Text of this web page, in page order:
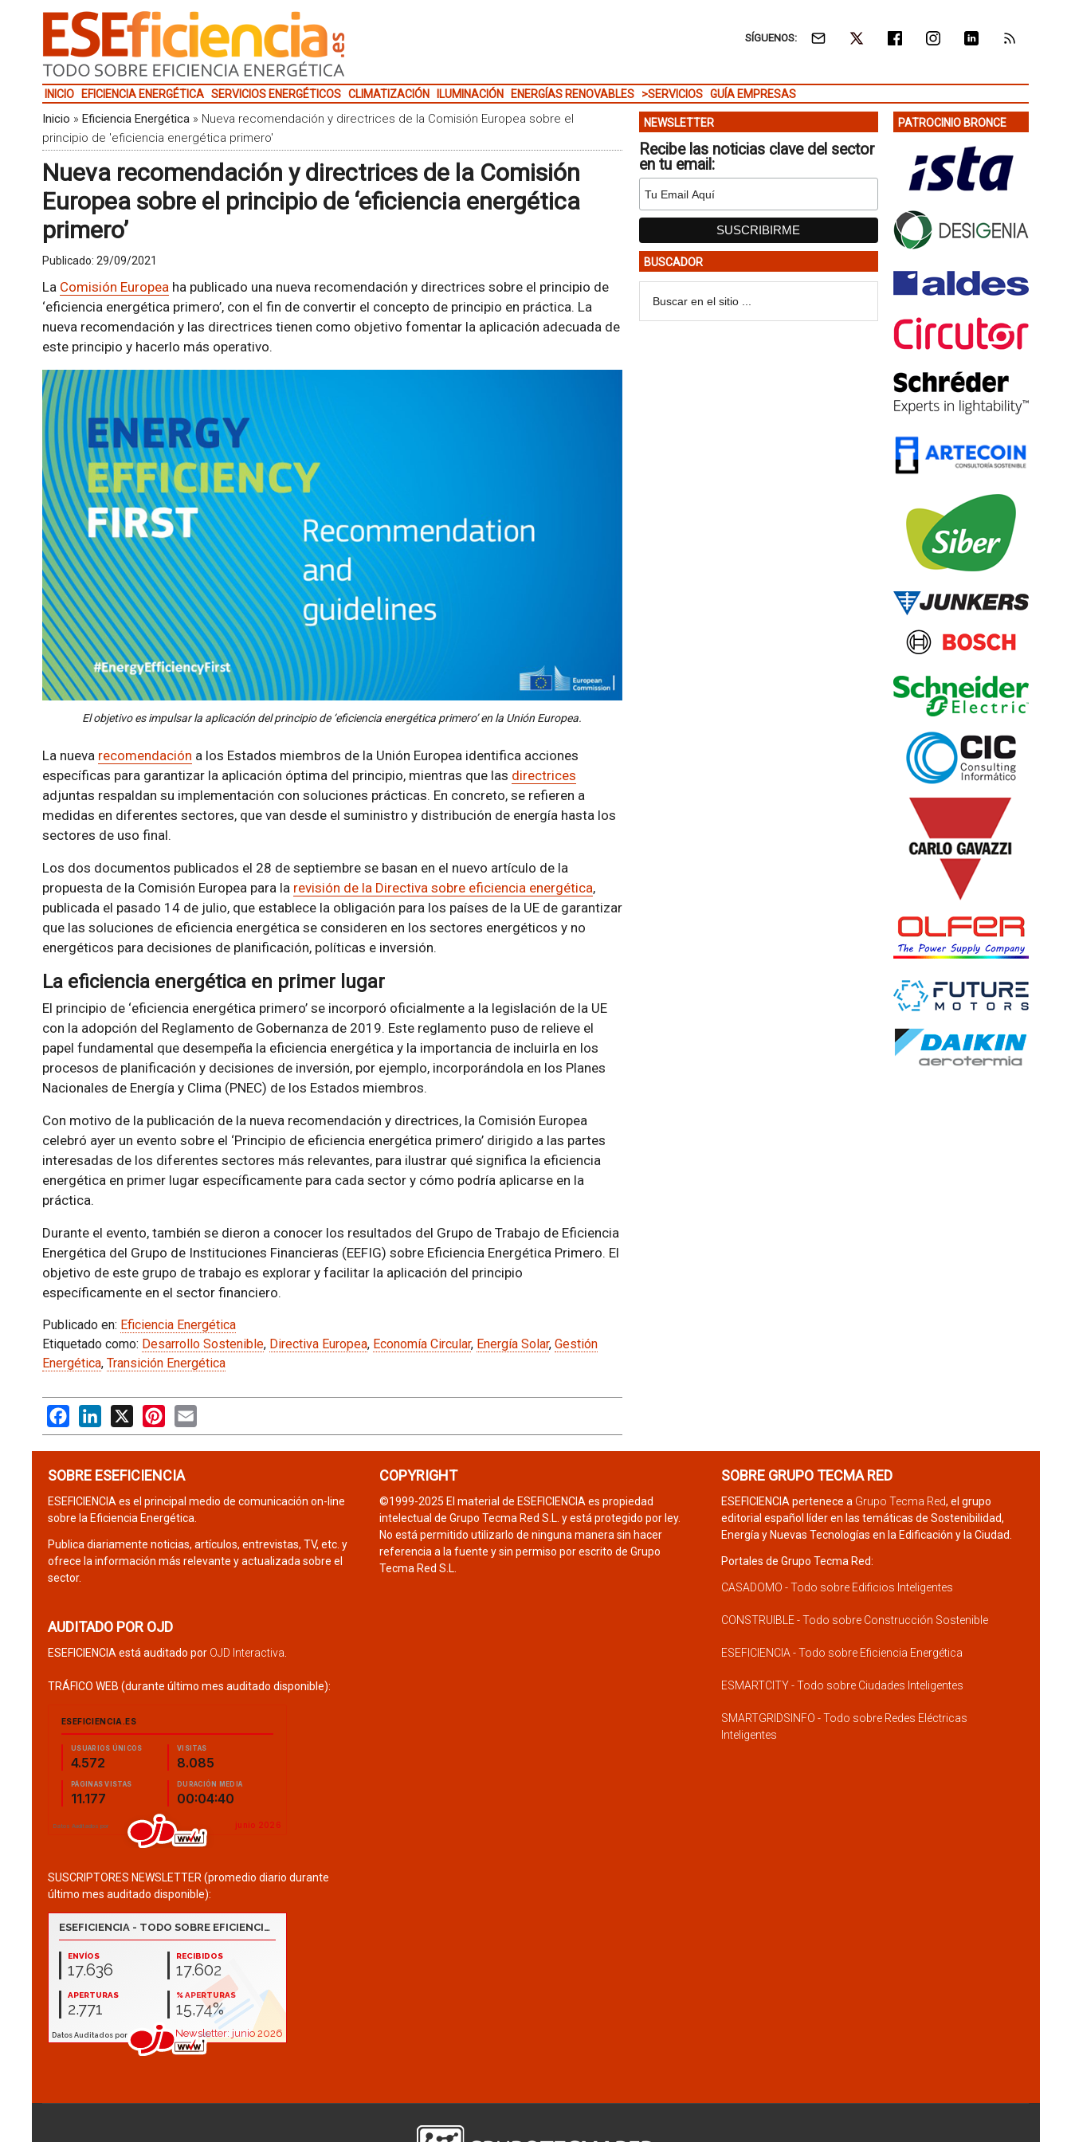
SÍGUENOS:
INICIO EFICIENCIA ENERGÉTICA SERVICIOS ENERGÉTICOS CLIMATIZACIÓN ILUMINACIÓN ENERGÍAS RENOVABLES >SERVICIOS GUÍA EMPRESAS
Inicio » Eficiencia Energética» Nueva recomendación y directrices de la Comisión Europea sobre el
principio de 'eficiencia energética primero'
Nueva recomendación y directrices de la Comisión
Europea sobre el principio de ‘eficiencia energética
primero’
Publicado: 29/09/2021
La Comisión Europeaha publicado una nueva recomendación y directrices sobre el principio de
‘eficiencia energética primero’, con el fin de convertir el concepto de principio en práctica. La
nueva recomendación y las directrices tienen como objetivo fomentar la aplicación adecuada de
este principio y hacerlo más operativo.
El objetivo es impulsar la aplicación del principio de ‘eficiencia energética primero’ en la Unión Europea.
La nueva recomendación a los Estados miembros de la Unión Europea identifica acciones
específicas para garantizar la aplicación óptima del principio, mientras que las directrices
adjuntas respaldan su implementación con soluciones prácticas. En concreto, se refieren a
medidas en diferentes sectores, que van desde el suministro y distribución de energía hasta los
sectores de uso final.
Los dos documentos publicados el 28 de septiembre se basan en el nuevo artículo de la
propuesta de la Comisión Europea para la revisión de la Directiva sobre eficiencia energética,
publicada el pasado 14 de julio, que establece la obligación para los países de la UE de garantizar
que las soluciones de eficiencia energética se consideren en los sectores energéticos y no
energéticos para decisiones de planificación, políticas e inversión.
La eficiencia energética en primer lugar
El principio de ‘eficiencia energética primero’ se incorporó oficialmente a la legislación de la UE
con la adopción del Reglamento de Gobernanza de 2019. Este reglamento puso de relieve el
papel fundamental que desempeña la eficiencia energética y la importancia de incluirla en los
procesos de planificación y decisiones de inversión, por ejemplo, incorporándola en los Planes
Nacionales de Energía y Clima (PNEC) de los Estados miembros.
Con motivo de la publicación de la nueva recomendación y directrices, la Comisión Europea
celebró ayer un evento sobre el ‘Principio de eficiencia energética primero’ dirigido a las partes
interesadas de los diferentes sectores más relevantes, para ilustrar qué significa la eficiencia
energética en primer lugar específicamente para cada sector y cómo podría aplicarse en la
práctica.
Durante el evento, también se dieron a conocer los resultados del Grupo de Trabajo de Eficiencia
Energética del Grupo de Instituciones Financieras (EEFIG) sobre Eficiencia Energética Primero. El
objetivo de este grupo de trabajo es explorar y facilitar la aplicación del principio
específicamente en el sector financiero.
Publicado en: Eficiencia Energética
Etiquetado como: Desarrollo Sostenible, Directiva Europea, Economía Circular, Energía Solar, Gestión
Energética, Transición Energética
FacebookLinkedIn
X PinterestEmail
NEWSLETTER
Recibe las noticias clave del sector
en tu email:
BUSCADOR
PATROCINIO BRONCE
SOBRE ESEFICIENCIA
ESEFICIENCIA es el principal medio de comunicación on-line
sobre la Eficiencia Energética.
Publica diariamente noticias, artículos, entrevistas, TV, etc. y
ofrece la información más relevante y actualizada sobre el
sector.
AUDITADO POR OJD
ESEFICIENCIA está auditado por OJD Interactiva
TRÁFICO WEB (durante último mes auditado disponible):
SUSCRIPTORES NEWSLETTER (promedio diario durante
último mes auditado disponible):
COPYRIGHT
©1999-2025 El material de ESEFICIENCIA es propiedad
intelectual de Grupo Tecma Red S.L. y está protegido por ley.
No está permitido utilizarlo de ninguna manera sin hacer
referencia a la fuente y sin permiso por escrito de Grupo
Tecma Red S.L.
SOBRE GRUPO TECMA RED
ESEFICIENCIA pertenece a Grupo Tecma Red, el grupo
editorial español líder en las temáticas de Sostenibilidad,
Energía y Nuevas Tecnologías en la Edificación y la Ciudad.
Portales de Grupo Tecma Red:
CASADOMO - Todo sobre Edificios Inteligentes
CONSTRUIBLE - Todo sobre Construcción Sostenible
ESEFICIENCIA - Todo sobre Eficiencia Energética
ESMARTCITY - Todo sobre Ciudades Inteligentes
SMARTGRIDSINFO - Todo sobre Redes Eléctricas
Inteligentes